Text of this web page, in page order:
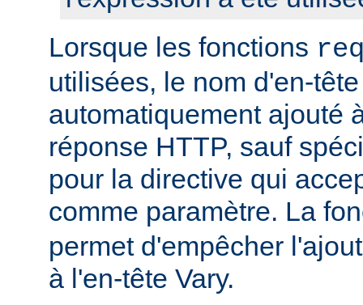
Lorsque les fonctions
utilisées, le nom d'en-
automatiquement ajouté
réponse HTTP, sauf
pour la directive qui
comme paramètre. La
permet d'empêcher
à l'en-tête Vary.